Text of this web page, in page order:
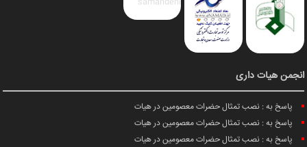
انجمن هیات داری
پاسخ به : نصب تمثال حضرات معصومین در هیات
پاسخ به : نصب تمثال حضرات معصومین در هیات
پاسخ به : نصب تمثال حضرات معصومین در هیات